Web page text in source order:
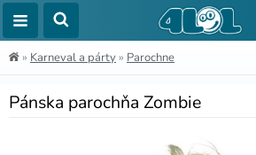
» Karneval a párty » Parochne
Pánska parochňa Zombie